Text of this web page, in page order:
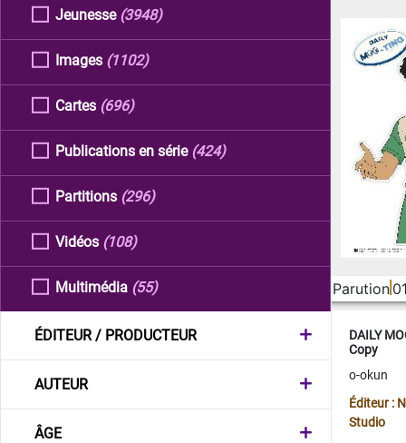
Jeunesse (3948)
Images (1102)
Cartes (696)
Publications en série (424)
Partitions (296)
Vidéos (108)
Multimédia (55)
ÉDITEUR / PRODUCTEUR
AUTEUR
ÂGE
Parution
DAILY
Copy
o-okun
Éditeur :
Studio